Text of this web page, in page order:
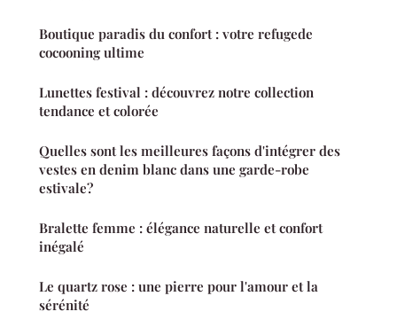
Boutique paradis du confort : votre refugede
cocooning ultime
Lunettes festival : découvrez notre collection
tendance et colorée
Quelles sont les meilleures façons d'intégrer des
vestes en denim blanc dans une garde-robe
estivale?
Bralette femme : élégance naturelle et confort
inégalé
Le quartz rose : une pierre pour l'amour et la
sérénité